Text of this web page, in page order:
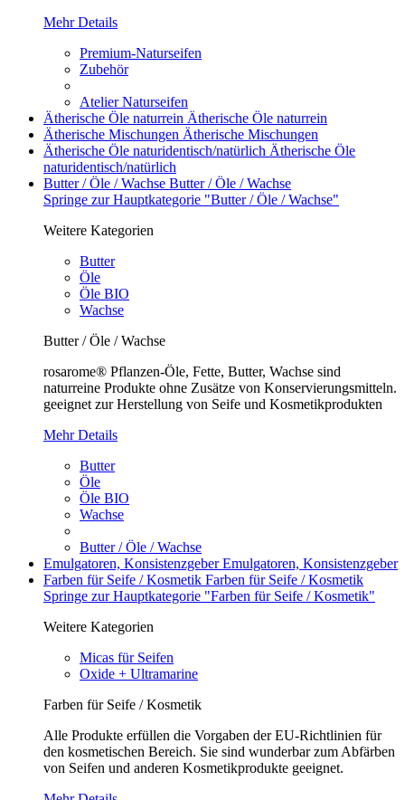
Mehr Details
Premium-Naturseifen
Zubehör
Atelier Naturseifen
Ätherische Öle naturrein Ätherische Öle naturrein
Ätherische Mischungen Ätherische Mischungen
Ätherische Öle naturidentisch/natürlich Ätherische Öle
naturidentisch/natürlich
Butter / Öle / Wachse Butter / Öle / Wachse
Springe zur Hauptkategorie "Butter / Öle / Wachse"
Weitere Kategorien
Butter
Öle
Öle BIO
Wachse
Butter / Öle / Wachse
rosarome® Pflanzen-Öle, Fette, Butter, Wachse sind
naturreine Produkte ohne Zusätze von Konservierungsmitteln.
geeignet zur Herstellung von Seife und Kosmetikprodukten
Mehr Details
Butter
Öle
Öle BIO
Wachse
Butter / Öle / Wachse
Emulgatoren, KonsistenzgeberEmulgatoren, Konsistenzgeber
Farben für Seife / Kosmetik Farben für Seife / Kosmetik
Springe zur Hauptkategorie "Farben für Seife / Kosmetik"
Weitere Kategorien
Micas für Seifen
Oxide + Ultramarine
Farben für Seife / Kosmetik
Alle Produkte erfüllen die Vorgaben der EU-Richtlinien für
den kosmetischen Bereich. Sie sind wunderbar zum Abfärben
von Seifen und anderen Kosmetikprodukte geeignet.